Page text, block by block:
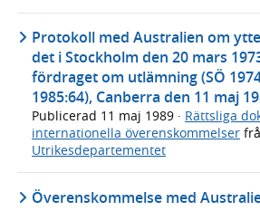
Protokoll med Australien om
det i Stockholm den 20 mars
fördraget om utlämning (SÖ
1985:64), Canberra den 11 maj
Publicerad 11 maj 1989 · Rättsliga
internationella överenskommelser
Utrikesdepartementet
Överenskommelse med